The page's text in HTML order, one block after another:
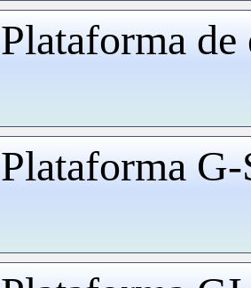
Plataforma
Plataforma